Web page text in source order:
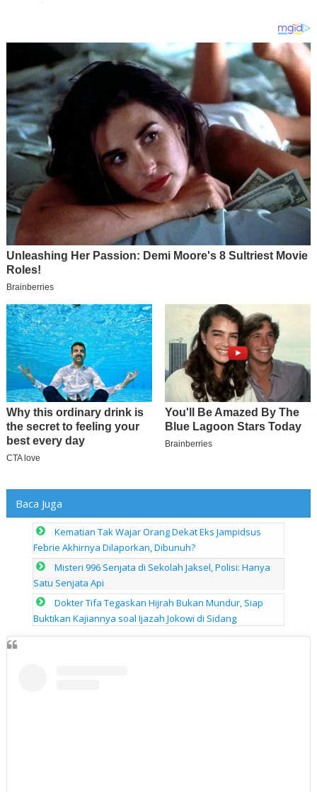
Baca Juga
Kematian Tak Wajar Orang Dekat Eks Jampidsus
Febrie Akhirnya Dilaporkan, Dibunuh?
Misteri 996 Senjata di Sekolah Jaksel, Polisi: Hanya
Satu Senjata Api
Dokter Tifa Tegaskan Hijrah Bukan Mundur, Siap
Buktikan Kajiannya soal Ijazah Jokowi di Sidang